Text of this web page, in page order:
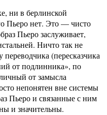
ни в берлинской
Пьеро нет. Это — чисто
Пьеро заслуживает,
Ничто так не
переводчика (пересказчика
от подлинника», по
от замысла
непонятен вне системы
Пьеро и связанные с ним
и значительны.